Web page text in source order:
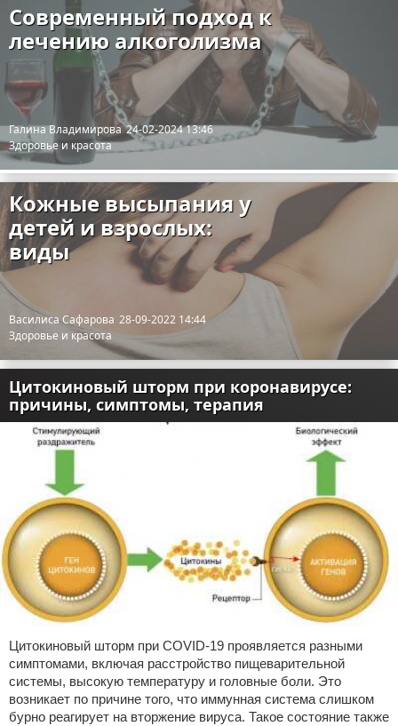
Современный подход к
лечению алкоголизма
Галина Владимирова 24-02-2024 13:46
Здоровье и красота
Кожные высыпания у
детей и взрослых:
виды
Василиса Сафарова 28-09-2022 14:44
Здоровье и красота
Цитокиновый шторм при коронавирусе:
причины, симптомы, терапия
Цитокиновый шторм при COVID-19 проявляется разными
симптомами, включая расстройство пищеварительной
системы, высокую температуру и головные боли. Это
возникает по причине того, что иммунная система слишком
бурно реагирует на вторжение вируса. Такое состояние также